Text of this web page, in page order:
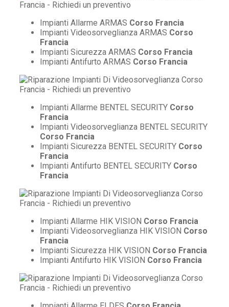
Impianti Allarme ARMAS Corso Francia
Impianti Videosorveglianza ARMAS Corso
Francia
Impianti Sicurezza ARMAS Corso Francia
Impianti Antifurto ARMAS Corso Francia
Impianti Allarme BENTEL SECURITY Corso
Francia
Impianti Videosorveglianza BENTEL SECURITY
Corso Francia
Impianti Sicurezza BENTEL SECURITY Corso
Francia
Impianti Antifurto BENTEL SECURITY Corso
Francia
Impianti Allarme HIK VISION Corso Francia
Impianti Videosorveglianza HIK VISION Corso
Francia
Impianti Sicurezza HIK VISION Corso Francia
Impianti Antifurto HIK VISION Corso Francia